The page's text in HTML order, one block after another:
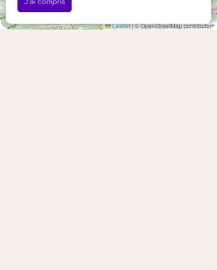
Leaflet|© OpenStreetMap contributors